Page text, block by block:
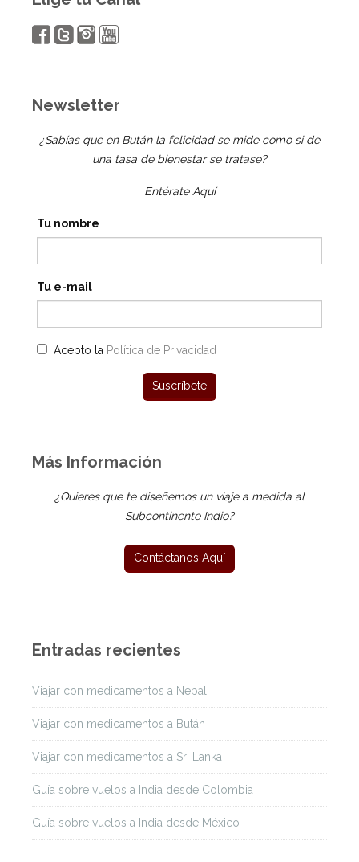
Newsletter
¿Sabías que en Bután la felicidad se mide como si de
una tasa de bienestar se tratase?
Entérate Aquí
Tu nombre
Tu e-mail
Acepto la Política de Privacidad
Más Información
¿Quieres que te diseñemos un viaje a medida al
Subcontinente Indio?
Entradas recientes
Viajar con medicamentos a Nepal
Viajar con medicamentos a Bután
Viajar con medicamentos a Sri Lanka
Guía sobre vuelos a India desde Colombia
Guía sobre vuelos a India desde México